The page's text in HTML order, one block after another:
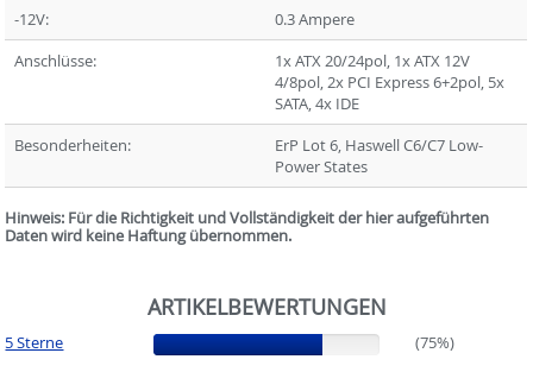
-12V:
0.3 Ampere
Anschlüsse:
1x ATX 20/24pol, 1x ATX 12V
4/8pol, 2x PCI Express 6+2pol, 5x
SATA, 4x IDE
Besonderheiten:
ErP Lot 6, Haswell C6/C7 Low-
Power States
Hinweis: Für die Richtigkeit und Vollständigkeit der hier aufgeführten
Daten wird keine Haftung übernommen.
ARTIKELBEWERTUNGEN
5 Sterne (75%)
(75%)